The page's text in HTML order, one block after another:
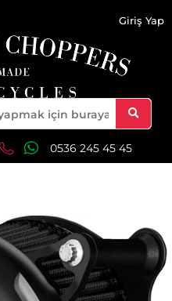
Giriş Yap
0536 245 45 45